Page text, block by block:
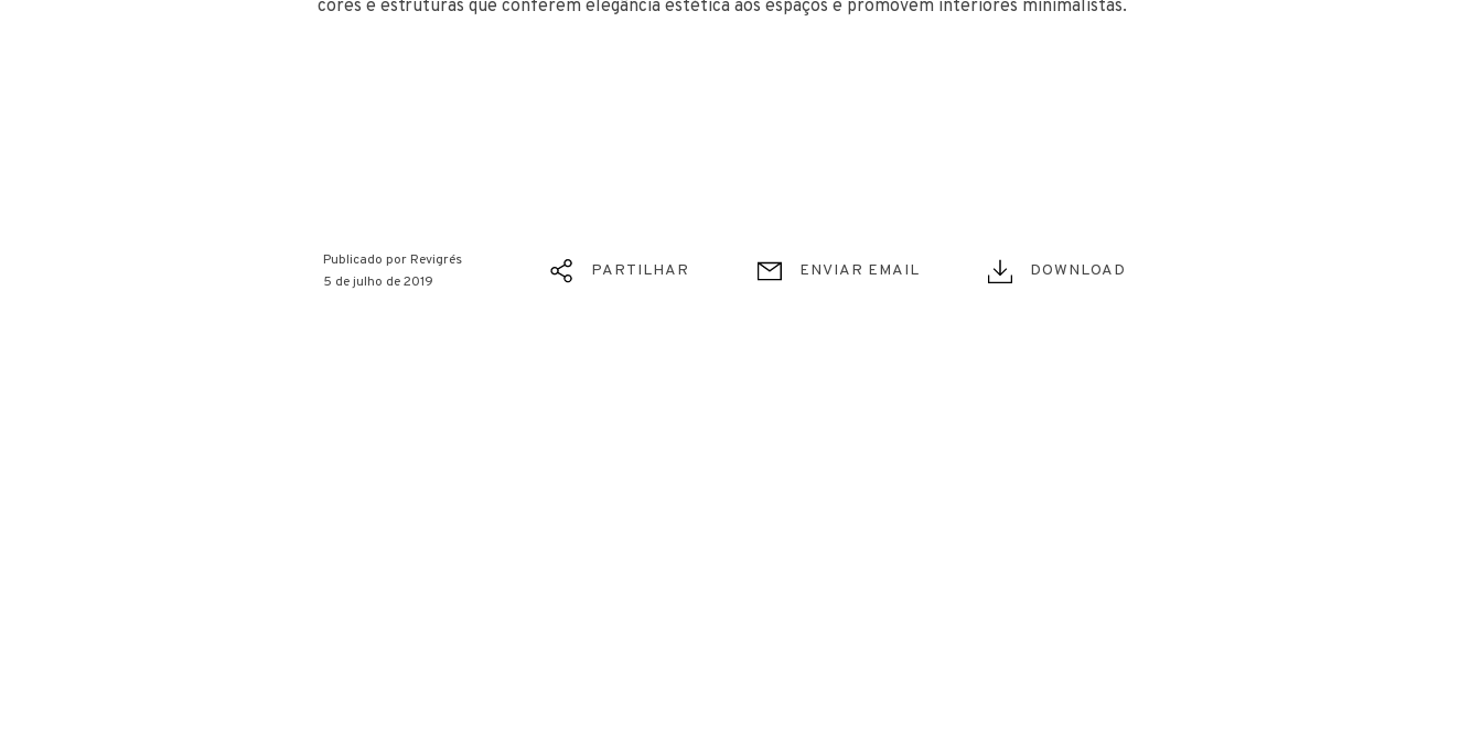
cores e estruturas que conferem elegância estética aos espaços e promovem interiores minimalistas.
Publicado porRevigrés
5 de julho de 2019
PARTILHAR ENVIAR EMAIL DOWNLOAD